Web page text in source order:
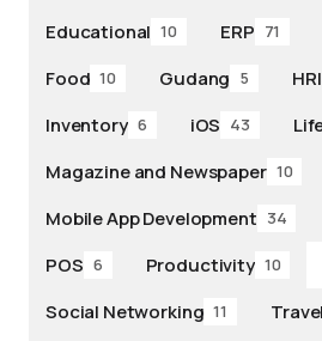
Educational 10 ERP 71
Food 10 Gudang 5
Inventory 6 iOS 43
Magazine and Newspaper 10
Mobile App Development 34
POS 6 Productivity 10
Social Networking 11 Travel